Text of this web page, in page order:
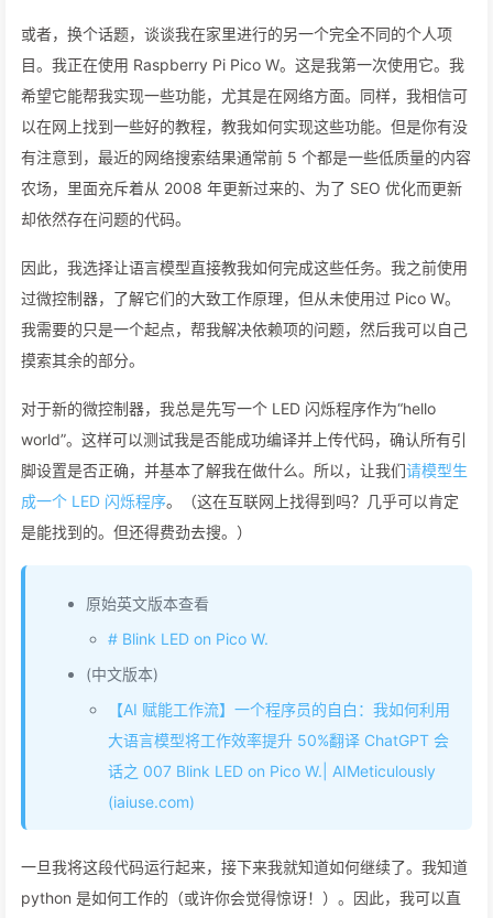
或者，换个话题，谈谈我在家里进行的另一个完全不同的个人项
目。我正在使用 Raspberry Pi Pico W。这是我第一次使用它。我
希望它能帮我实现一些功能，尤其是在网络方面。同样，我相信可
以在网上找到一些好的教程，教我如何实现这些功能。但是你有没
有注意到，最近的网络搜索结果通常前 5 个都是一些低质量的内容
农场，里面充斥着从 2008 年更新过来的、为了 SEO 优化而更新
却依然存在问题的代码。
因此，我选择让语言模型直接教我如何完成这些任务。我之前使用
过微控制器，了解它们的大致工作原理，但从未使用过 Pico W。
我需要的只是一个起点，帮我解决依赖项的问题，然后我可以自己
摸索其余的部分。
对于新的微控制器，我总是先写一个 LED 闪烁程序作为“hello
world”。这样可以测试我是否能成功编译并上传代码，确认所有引
脚设置是否正确，并基本了解我在做什么。所以，让我们请模型生
成一个 LED 闪烁程序。（这在互联网上找得到吗？几乎可以肯定
是能找到的。但还得费劲去搜。）
原始英文版本查看
# Blink LED on Pico W.
(中文版本)
【AI 赋能工作流】一个程序员的自白：我如何利用
大语言模型将工作效率提升 50%翻译 ChatGPT 会
话之 007 Blink LED on Pico W.| AIMeticulously
(iaiuse.com)
一旦我将这段代码运行起来，接下来我就知道如何继续了。我知道
python 是如何工作的（或许你会觉得惊讶！）。因此，我可以直